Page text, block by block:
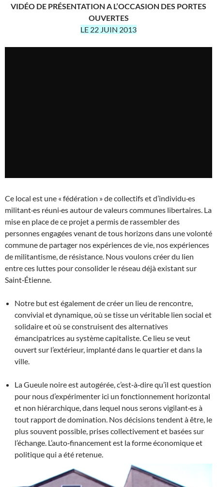
VIDÉO DE PRÉSENTATION A L’OCCASION DES PORTES
OUVERTES
LE 22 JUIN 2013
Ce local est une « fédération » de collectifs et d’individu·es
militant·es réuni·es autour de valeurs communes libertaires. La
mise en place de ce projet a permis de rassembler des
personnes engagées venant de tous horizons dans une volonté
commune de partager nos expériences de vie, nos expériences
de militantisme, de résistance. Nous voulons créer du lien
entre ces luttes pour consolider le réseau déjà existant sur
Saint‐Étienne.
Notre but est également de créer un lieu de rencontre,
convivial et dynamique, où se tisse un véritable lien social et
solidaire et où se construisent des alternatives
émancipatrices au système capitaliste. Ce lieu se veut
ouvert sur l’extérieur, implanté dans le quartier et dans la
ville.
La Gueule noire est autogérée, c’est‐à‐dire qu’il est question
pour nous d’expérimenter ici un fonctionnement horizontal
et non hiérarchique, dans lequel nous serons vigilant·es à
tout rapport de domination. Nos décisions tendent à être, le
plus souvent possible, prises collectivement et basées sur
l’échange. L’auto‐financement est la forme économique et
politique qui a été retenue.